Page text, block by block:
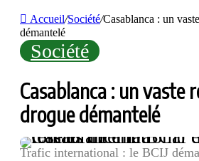
Accueil/Société/Casablanca : un
démantelé
Société
Casablanca : un vaste
drogue démantelé
Trafic international : le BCIJ